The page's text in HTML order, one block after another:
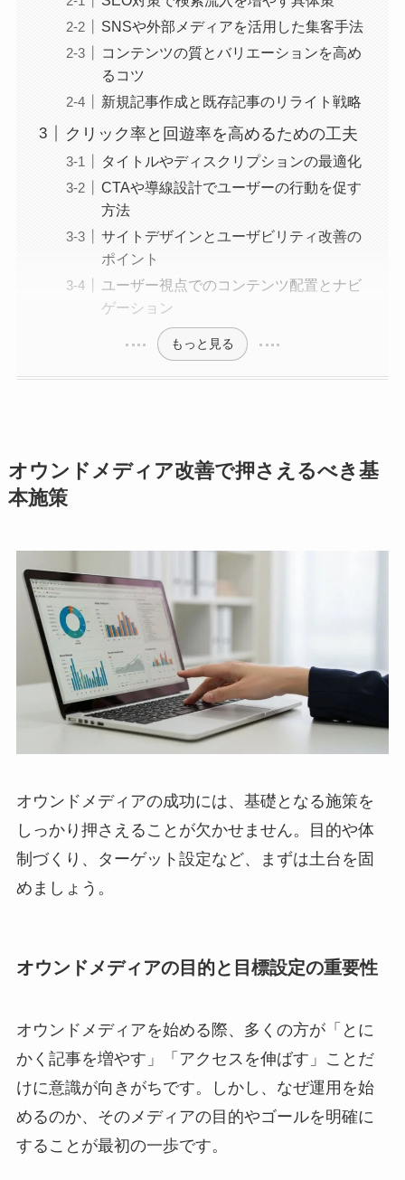
SNSや外部メディアを活用した集客手法
コンテンツの質とバリエーションを高め
るコツ
新規記事作成と既存記事のリライト戦略
クリック率と回遊率を高めるための工夫
タイトルやディスクリプションの最適化
CTAや導線設計でユーザーの行動を促す
方法
サイトデザインとユーザビリティ改善の
ポイント
ユーザー視点でのコンテンツ配置とナビ
ゲーション
もっと見る
オウンドメディア改善で押さえるべき基
本施策
オウンドメディアの成功には、基礎となる施策を
しっかり押さえることが欠かせません。目的や体
制づくり、ターゲット設定など、まずは土台を固
めましょう。
オウンドメディアの目的と目標設定の重要性
オウンドメディアを始める際、多くの方が「とに
かく記事を増やす」「アクセスを伸ばす」ことだ
けに意識が向きがちです。しかし、なぜ運用を始
めるのか、そのメディアの目的やゴールを明確に
することが最初の一歩です。